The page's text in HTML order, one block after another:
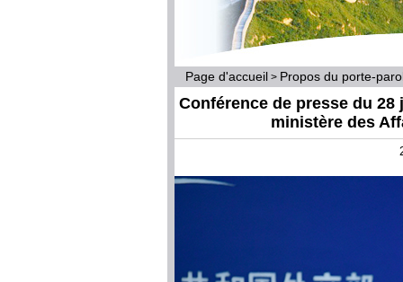
Page d'accueil > Propos du porte-
Conférence de presse du
ministère des